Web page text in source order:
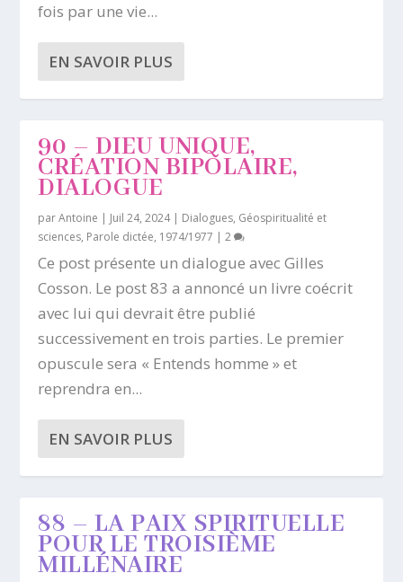
fois par une vie...
EN SAVOIR PLUS
90 – DIEU UNIQUE,
CRÉATION BIPOLAIRE,
DIALOGUE
parAntoine | Juil 24, 2024| Dialogues, Géospiritualité et
sciences, Parole dictée, 1974/1977 |2
Ce post présente un dialogue avec Gilles
Cosson. Le post 83 a annoncé un livre coécrit
avec lui qui devrait être publié
successivement en trois parties. Le premier
opuscule sera « Entends homme » et
reprendra en...
EN SAVOIR PLUS
88 – LA PAIX SPIRITUELLE
POUR LE TROISIÈME
MILLÉNAIRE